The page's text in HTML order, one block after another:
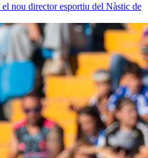
nou director esportiu del Nàstic de